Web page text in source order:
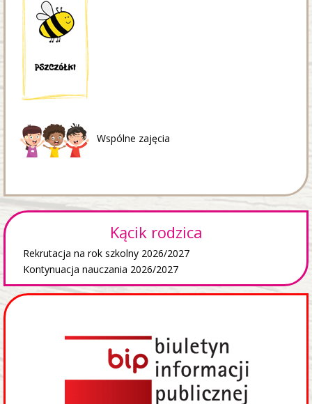
Wspólne zajęcia
Kącik rodzica
Rekrutacja na rok szkolny 2026/2027
Kontynuacja nauczania 2026/2027